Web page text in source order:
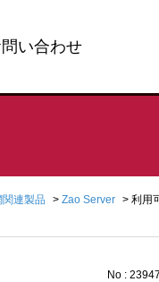
い合わせ
連製品 > Zao Server > 利用
No : 23947